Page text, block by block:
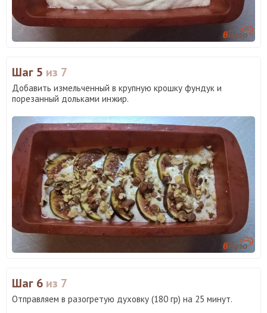
Шаг 5 из 7
Добавить измельченный в крупную крошку фундук и
порезанный дольками инжир.
Шаг 6 из 7
Отправляем в разогретую духовку (180 гр) на 25 минут.